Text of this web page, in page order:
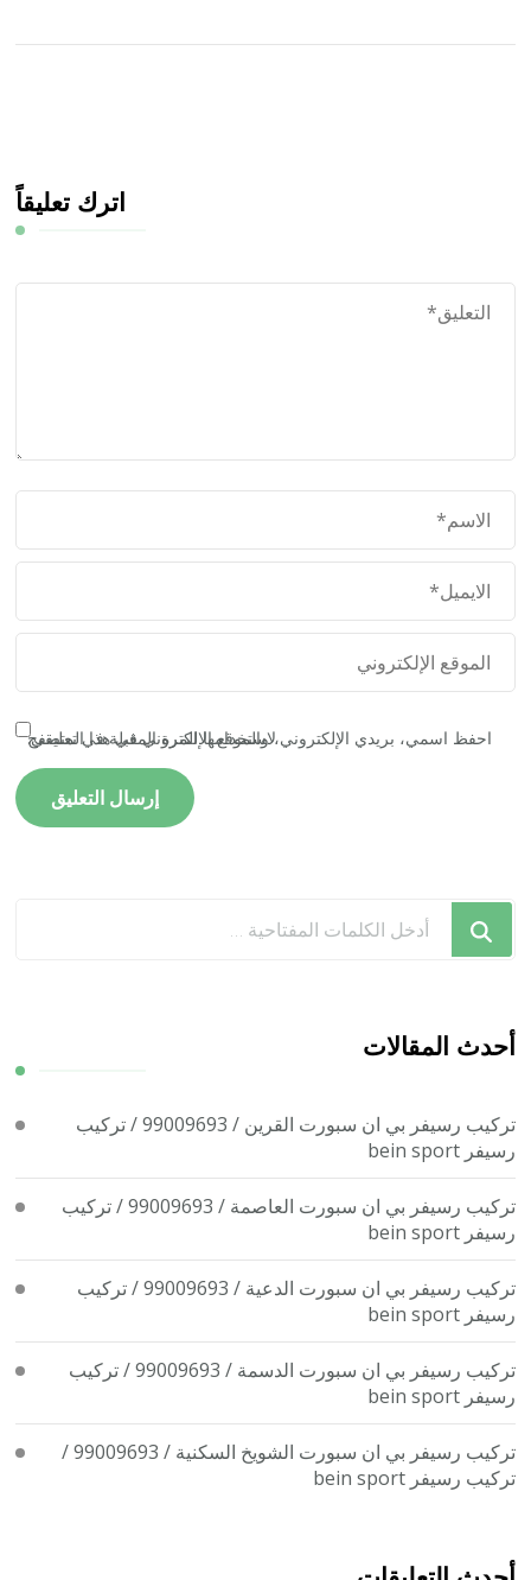
اترك تعليقاً
احفظ اسمي، بريدي الإلكتروني، والموقع الإلكتروني في هذا المتصفح لاستخدامها المرة المقبلة في تعليقي.
تبحث
ما؟
أحدث المقالات
تركيب رسيفر بي ان سبورت القرين / 99009693 / تركيب
رسيفر bein sport
تركيب رسيفر بي ان سبورت العاصمة / 99009693 / تركيب
رسيفر bein sport
تركيب رسيفر بي ان سبورت الدعية / 99009693 / تركيب
رسيفر bein sport
تركيب رسيفر بي ان سبورت الدسمة / 99009693 / تركيب
رسيفر bein sport
تركيب رسيفر بي ان سبورت الشويخ السكنية / 99009693 /
تركيب رسيفر bein sport